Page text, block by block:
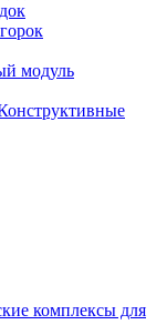
модуль
комплексы для